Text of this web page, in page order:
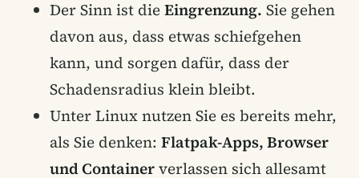
Der Sinn ist dieEingrenzung. Sie gehen
davon aus, dass etwas schiefgehen
kann, und sorgen dafür, dass der
Schadensradius klein bleibt.
Unter Linux nutzen Sie es bereits mehr,
als Sie denken: Flatpak-Apps, Browser
und Containerverlassen sich allesamt